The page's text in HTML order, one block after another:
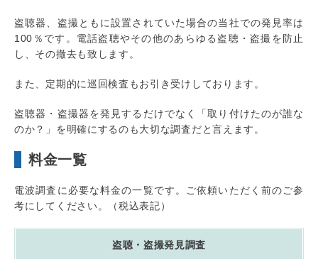
盗聴器、盗撮ともに設置されていた場合の当社での発見率は
100％です。電話盗聴やその他のあらゆる盗聴・盗撮を防止
し、その撤去も致します。
また、定期的に巡回検査もお引き受けしております。
盗聴器・盗撮器を発見するだけでなく「取り付けたのが誰な
のか？」を明確にするのも大切な調査だと言えます。
料金一覧
電波調査に必要な料金の一覧です。ご依頼いただく前のご参
考にしてください。（税込表記）
盗聴・盗撮発見調査